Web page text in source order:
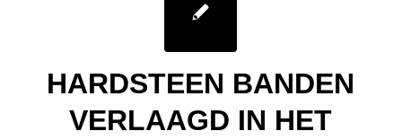
HARDSTEEN BANDEN
VERLAAGD IN HET